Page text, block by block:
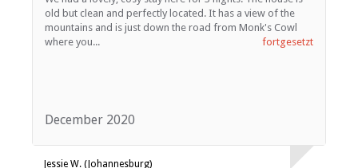
old but clean and perfectly located. It has a view of the
mountains and is just down the road from Monk's Cowl
where you...
fortgesetzt
December 2020
Jessie W. (Johannesburg)